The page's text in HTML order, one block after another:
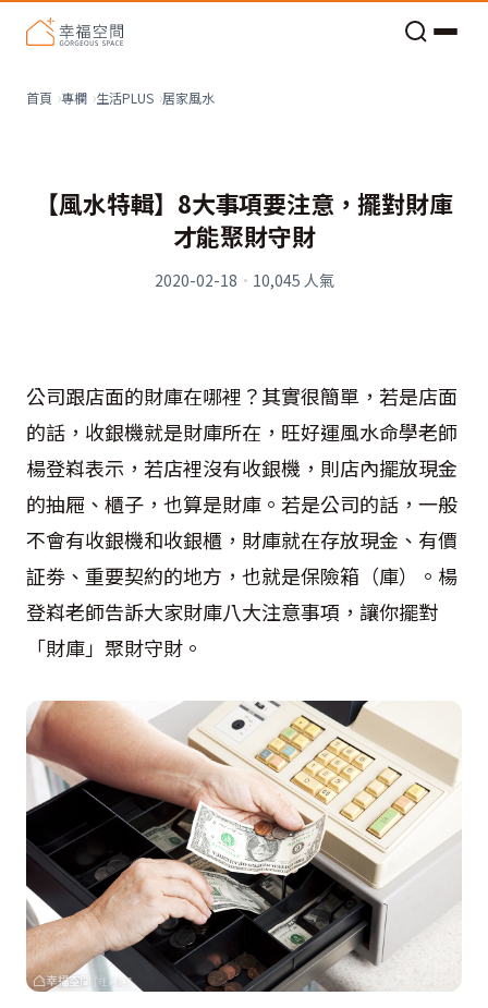
首頁 專欄 生活PLUS 居家風水
【風水特輯】8大事項要注意，擺對財庫
才能聚財守財
2020-02-18 · 10,045 人氣
公司跟店面的財庫在哪裡？其實很簡單，若是店面
的話，收銀機就是財庫所在，旺好運風水命學老師
楊登嵙表示，若店裡沒有收銀機，則店內擺放現金
的抽屜、櫃子，也算是財庫。若是公司的話，一般
不會有收銀機和收銀櫃，財庫就在存放現金、有價
証劵、重要契約的地方，也就是保險箱（庫）。楊
登嵙老師告訴大家財庫八大注意事項，讓你擺對
「財庫」聚財守財。